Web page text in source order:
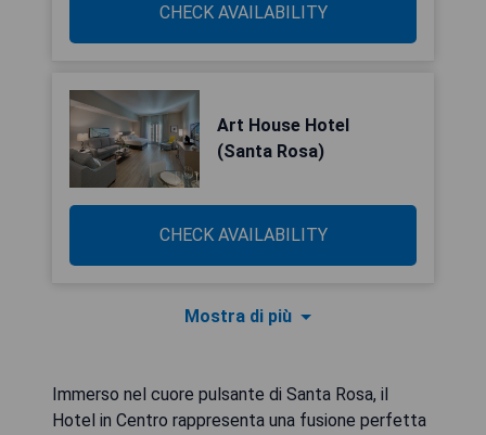
CHECK AVAILABILITY
Art House Hotel
(Santa Rosa)
CHECK AVAILABILITY
Mostra di più
Immerso nel cuore pulsante di Santa Rosa, il
Hotel in Centro rappresenta una fusione perfetta